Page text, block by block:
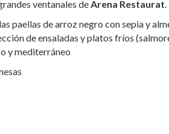
ventanales deArena Restaurat.
paellas de arroz negro con sepia y
de ensaladas y platos fríos
y mediterráneo